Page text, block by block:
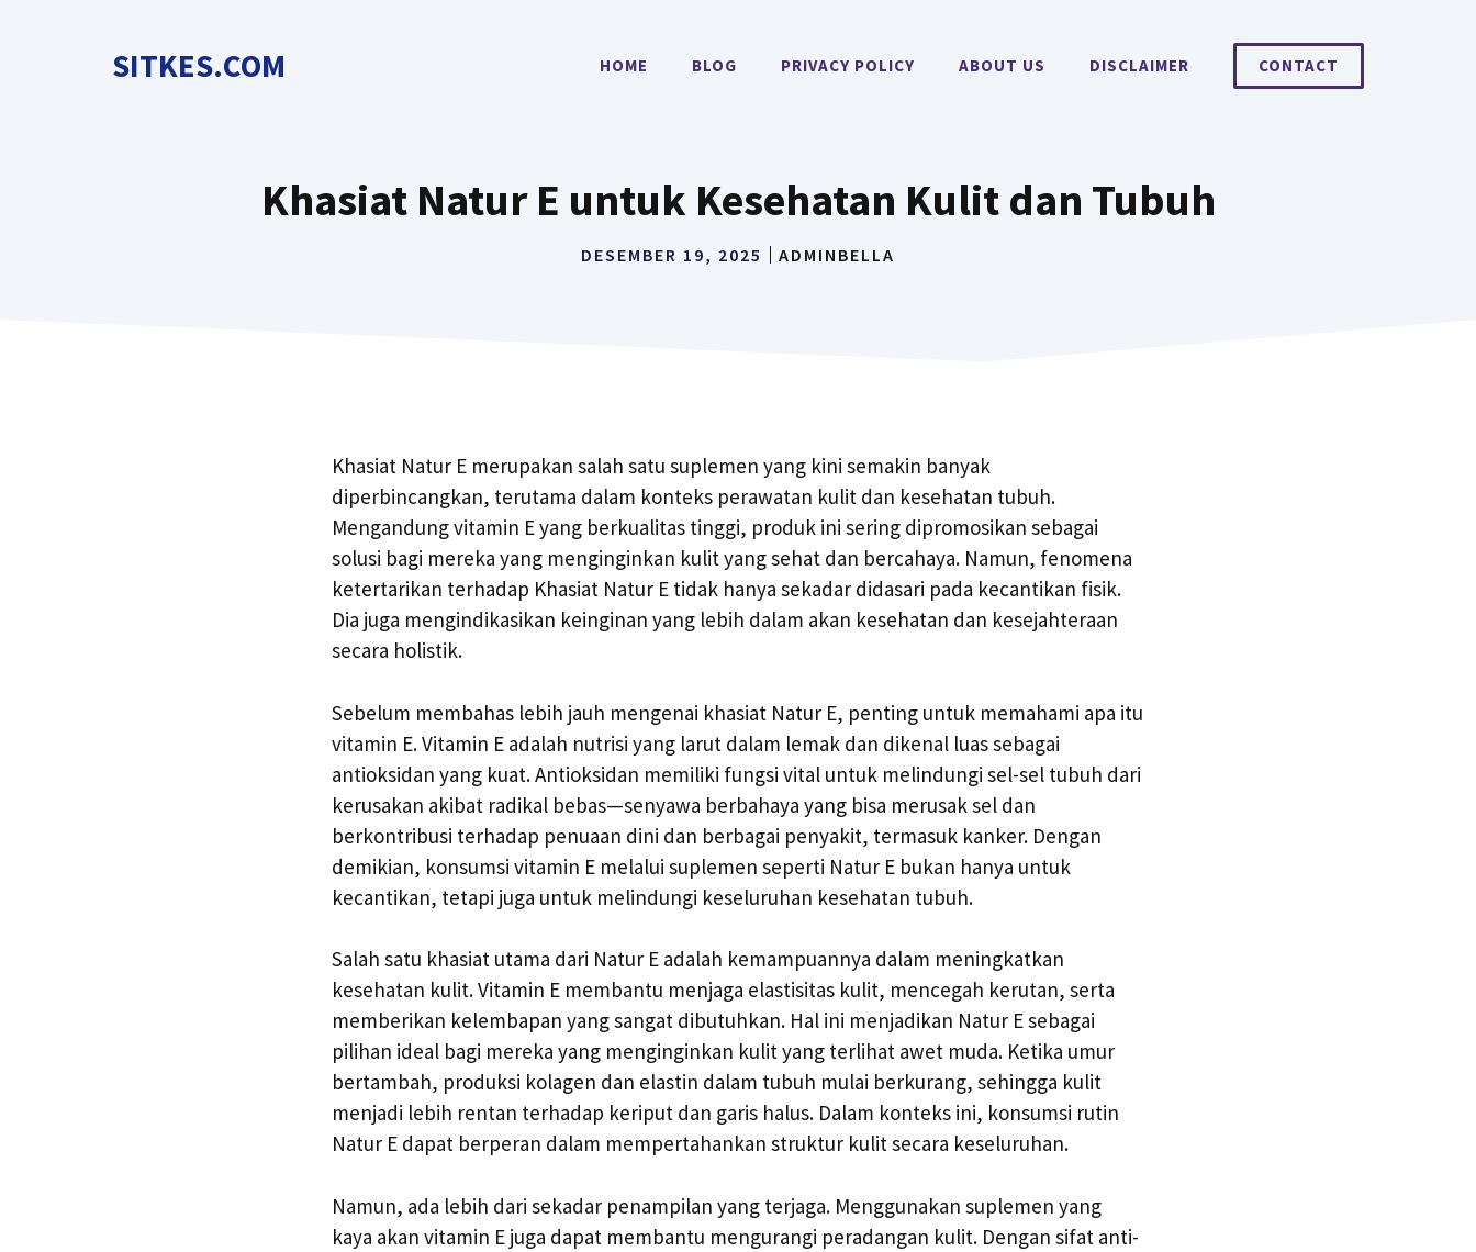
SITKES.COM HOME BLOG PRIVACY POLICY ABOUT US DISCLAIMER CONTACT
Khasiat Natur E untuk Kesehatan Kulit dan Tubuh
DESEMBER 19, 2025 ADMINBELLA
Khasiat Natur E merupakan salah satu suplemen yang kini semakin banyak
diperbincangkan, terutama dalam konteks perawatan kulit dan kesehatan tubuh.
Mengandung vitamin E yang berkualitas tinggi, produk ini sering dipromosikan sebagai
solusi bagi mereka yang menginginkan kulit yang sehat dan bercahaya. Namun, fenomena
ketertarikan terhadap Khasiat Natur E tidak hanya sekadar didasari pada kecantikan fisik.
Dia juga mengindikasikan keinginan yang lebih dalam akan kesehatan dan kesejahteraan
secara holistik.
Sebelum membahas lebih jauh mengenai khasiat Natur E, penting untuk memahami apa itu
vitamin E. Vitamin E adalah nutrisi yang larut dalam lemak dan dikenal luas sebagai
antioksidan yang kuat. Antioksidan memiliki fungsi vital untuk melindungi sel-sel tubuh dari
kerusakan akibat radikal bebas—senyawa berbahaya yang bisa merusak sel dan
berkontribusi terhadap penuaan dini dan berbagai penyakit, termasuk kanker. Dengan
demikian, konsumsi vitamin E melalui suplemen seperti Natur E bukan hanya untuk
kecantikan, tetapi juga untuk melindungi keseluruhan kesehatan tubuh.
Salah satu khasiat utama dari Natur E adalah kemampuannya dalam meningkatkan
kesehatan kulit. Vitamin E membantu menjaga elastisitas kulit, mencegah kerutan, serta
memberikan kelembapan yang sangat dibutuhkan. Hal ini menjadikan Natur E sebagai
pilihan ideal bagi mereka yang menginginkan kulit yang terlihat awet muda. Ketika umur
bertambah, produksi kolagen dan elastin dalam tubuh mulai berkurang, sehingga kulit
menjadi lebih rentan terhadap keriput dan garis halus. Dalam konteks ini, konsumsi rutin
Natur E dapat berperan dalam mempertahankan struktur kulit secara keseluruhan.
Namun, ada lebih dari sekadar penampilan yang terjaga. Menggunakan suplemen yang
kaya akan vitamin E juga dapat membantu mengurangi peradangan kulit. Dengan sifat anti-